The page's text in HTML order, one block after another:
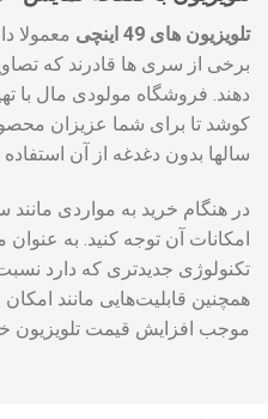
تلویزیون های 49 اینچی
دهند. فروشگاه مولودی مال با
کوشد تا برای شما عزیزان
سالها بدون دغدغه از آن استفاده
در هنگام خرید به مواردی
همچنین قابلیت‌هایی مانند
موجب افزایش قیمت تلویزیون